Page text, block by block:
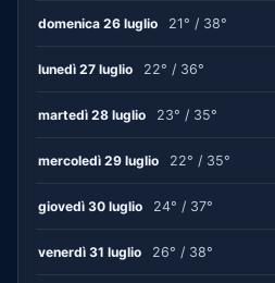
domenica 26 luglio 21° / 38°
lunedì 27 luglio 22° / 36°
martedì 28 luglio 23° / 35°
mercoledì 29 luglio 22° / 35°
giovedì 30 luglio 24° / 37°
venerdì 31 luglio 26° / 38°